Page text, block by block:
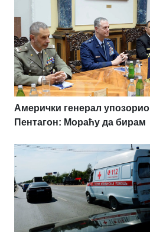
Амерички генерал упозорио
Пентагон: Мораћу да бирам